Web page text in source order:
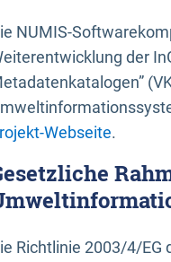
NUMIS-
der
Webseite.
Richtlinie 2003/4/EG